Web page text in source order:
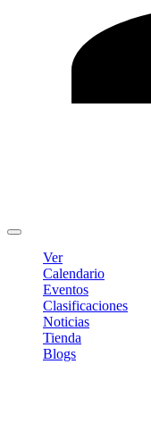
Ver
Calendario
Eventos
Clasificaciones
Noticias
Tienda
Blogs